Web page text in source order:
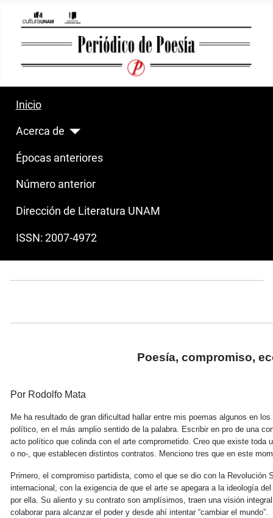
Inicio
Acerca de
Épocas anteriores
Número anterior
Dirección de Literatura UNAM
ISSN: 2007-4972
Poesía, compromiso,
Por Rodolfo Mata
Me ha resultado de gran dificultad hallar entre mis poemas algunos en
político, en el más amplio sentido de la palabra. Escribir en pro de una
acto político que colinda con el arte comprometido. Creo que existe toda
o no-, que establecen distintos contratos. Menciono tres que en este
Primero, el compromiso partidista, como el que se dio con la Revolución
internacional, con la exigencia de que el arte se apegara a la ideología
por ella. Su aliento y su contrato son amplísimos, traen una visión
colaborar para alcanzar el poder y desde ahí intentar “cambiar el mundo”.